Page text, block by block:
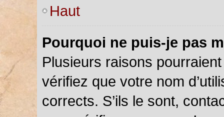
Haut
Pourquoi ne puis-je pas
Plusieurs raisons
vérifiez que votre nom
corrects. S’ils le sont,